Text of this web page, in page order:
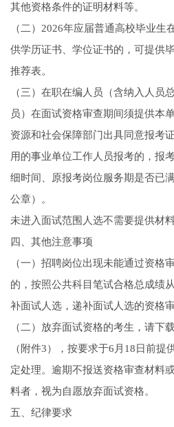
其他资格条件的证明材料等。
（二）2026年应届普通高校毕业生
供学历证书、学位证书的，可提供
推荐表。
（三）在职在编人员（含纳入人员
员）在面试资格审查期间须提供本
资源和社会保障部门出具同意报考
用的事业单位工作人员报考的，报
细时间、原报考岗位服务期是否已
公章）。
未进入面试范围人选不需要提供材料
四、其他注意事项
（一）招聘岗位出现未能通过资格
的，按照公共科目笔试合格总成绩
补面试人选，递补面试人选的资格
（二）放弃面试资格的考生，请下
（附件3），按要求于6月18日前提
定处理。逾期不报送资格审查材料
料者，视为自愿放弃面试资格。
五、纪律要求